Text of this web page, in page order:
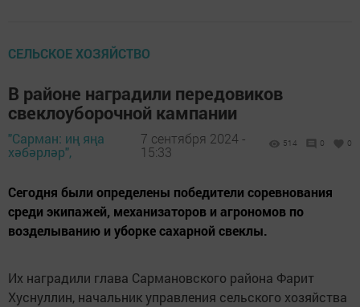
СЕЛЬСКОЕ ХОЗЯЙСТВО
В районе наградили передовиков
свеклоуборочной кампании
"Сарман: иң яңа
хәбәрләр",
7 сентября 2024 -
15:33
514 0 0
Сегодня были определены победители соревнования
среди экипажей, механизаторов и агрономов по
возделыванию и уборке сахарной свеклы.
Их наградили глава Сармановского района Фарит
Хуснуллин, начальник управления сельского хозяйства